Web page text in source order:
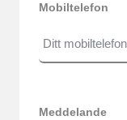
Mobiltelefon
Meddelande